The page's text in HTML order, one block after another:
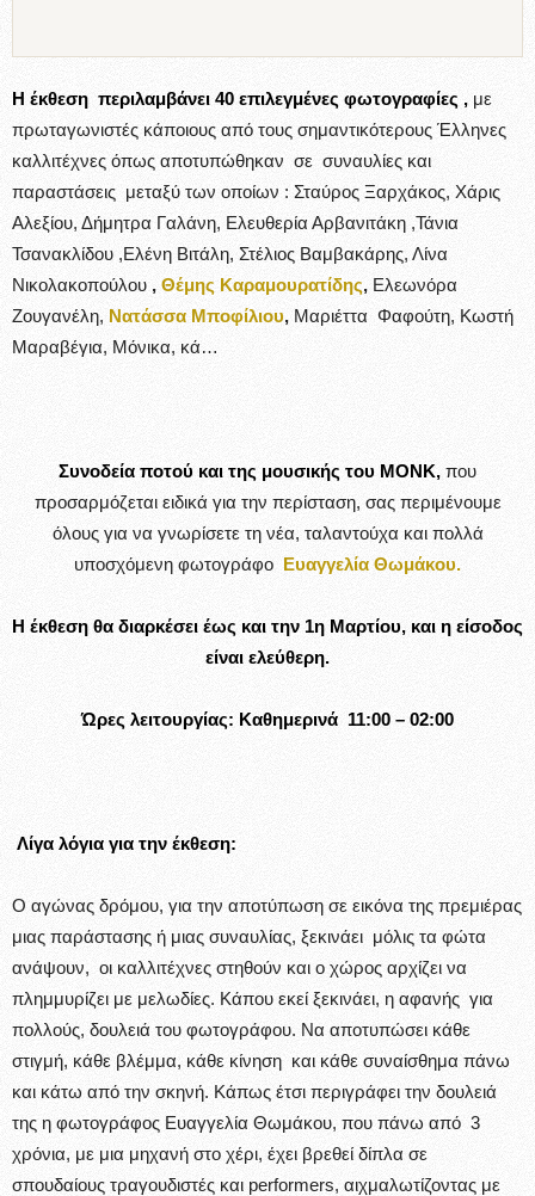
Η έκθεση περιλαμβάνει 40 επιλεγμένες φωτογραφίες , με
πρωταγωνιστές κάποιους από τους σημαντικότερους Έλληνες
καλλιτέχνες όπως αποτυπώθηκαν σε συναυλίες και
παραστάσεις μεταξύ των οποίων : Σταύρος Ξαρχάκος, Χάρις
Αλεξίου, Δήμητρα Γαλάνη, Ελευθερία Αρβανιτάκη ,Τάνια
Τσανακλίδου ,Ελένη Βιτάλη, Στέλιος Βαμβακάρης, Λίνα
Νικολακοπούλου , Θέμης Καραμουρατίδης, Ελεωνόρα
Ζουγανέλη, Νατάσσα Μποφίλιου, Μαριέττα Φαφούτη, Κωστή
Μαραβέγια, Μόνικα, κά…
Συνοδεία ποτού και της μουσικής του MONK, που
προσαρμόζεται ειδικά για την περίσταση, σας περιμένουμε
όλους για να γνωρίσετε τη νέα, ταλαντούχα και πολλά
υποσχόμενη φωτογράφο Ευαγγελία Θωμάκου.
Η έκθεση θα διαρκέσει έως και την 1η Μαρτίου, και η είσοδος
είναι ελεύθερη.
Ώρες λειτουργίας: Καθημερινά 11:00 – 02:00
Λίγα λόγια για την έκθεση:
Ο αγώνας δρόμου, για την αποτύπωση σε εικόνα της πρεμιέρας
μιας παράστασης ή μιας συναυλίας, ξεκινάει μόλις τα φώτα
ανάψουν, οι καλλιτέχνες στηθούν και ο χώρος αρχίζει να
πλημμυρίζει με μελωδίες. Kάπου εκεί ξεκινάει, η αφανής για
πολλούς, δουλειά του φωτογράφου. Να αποτυπώσει κάθε
στιγμή, κάθε βλέμμα, κάθε κίνηση και κάθε συναίσθημα πάνω
και κάτω από την σκηνή. Κάπως έτσι περιγράφει την δουλειά
της η φωτογράφος Ευαγγελία Θωμάκου, που πάνω από 3
χρόνια, με μια μηχανή στο χέρι, έχει βρεθεί δίπλα σε
σπουδαίους τραγουδιστές και performers, αιχμαλωτίζοντας με